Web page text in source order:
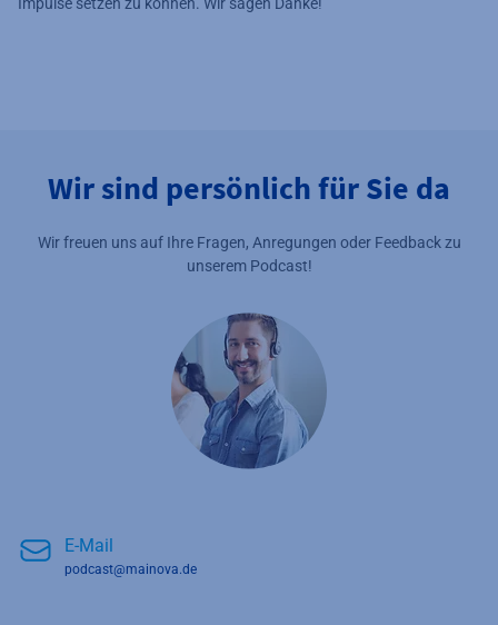
Wir sind persönlich für Sie da
Wir freuen uns auf Ihre Fragen, Anregungen oder Feedback zu
unserem Podcast!
E-Mail
podcast@mainova.de